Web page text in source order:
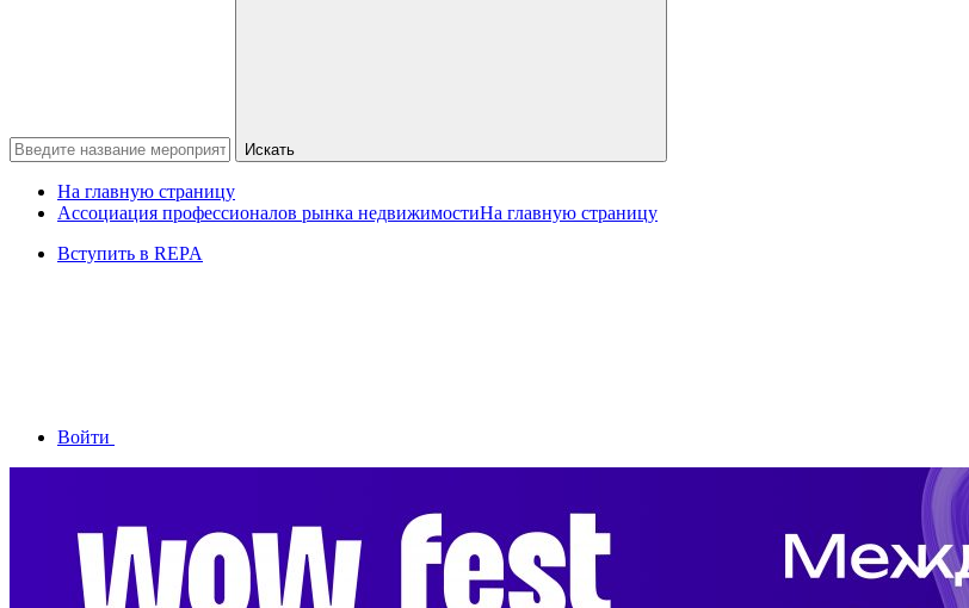
Искать
На главную страницу
Ассоциация профессионалов рынка недвижимостиНа главную страницу
Вступить в REPA
Войти